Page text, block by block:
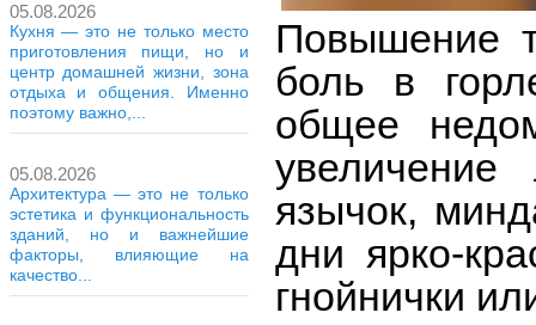
05.08.2026
Кухня — это не только место
приготовления пищи, но и
центр домашней жизни, зона
отдыха и общения. Именно
поэтому важно,...
05.08.2026
Архитектура — это не только
эстетика и функциональность
зданий, но и важнейшие
факторы, влияющие на
качество...
Повышение
боль в
общее
язычок,
дни ярко-
гнойнички